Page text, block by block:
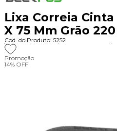
Lixa Correia
X 75 Mm Grão
Cod. do Produto: 5252
Promoção
14% OFF